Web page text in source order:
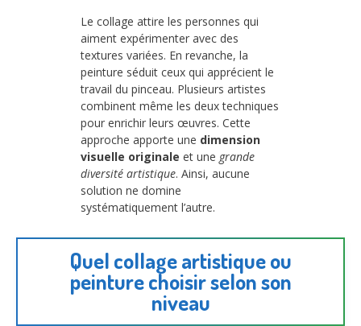
Le collage attire les personnes qui
aiment expérimenter avec des
textures variées. En revanche, la
peinture séduit ceux qui apprécient le
travail du pinceau. Plusieurs artistes
combinent même les deux techniques
pour enrichir leurs œuvres. Cette
approche apporte une dimension
visuelle originale et une grande
diversité artistique. Ainsi, aucune
solution ne domine
systématiquement l’autre.
Quel collage artistique ou
peinture choisir selon son
niveau